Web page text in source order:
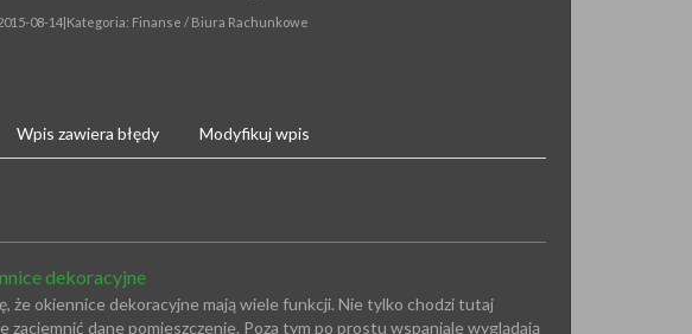
08-14|Kategoria: Finanse / Biura Rachunkowe
Wpis zawiera błędy Modyfikuj wpis
dekoracyjne
że okiennice dekoracyjne mają wiele funkcji. Nie tylko chodzi tutaj
zaciemnić dane pomieszczenie. Poza tym po prostu wspaniale wyglądają